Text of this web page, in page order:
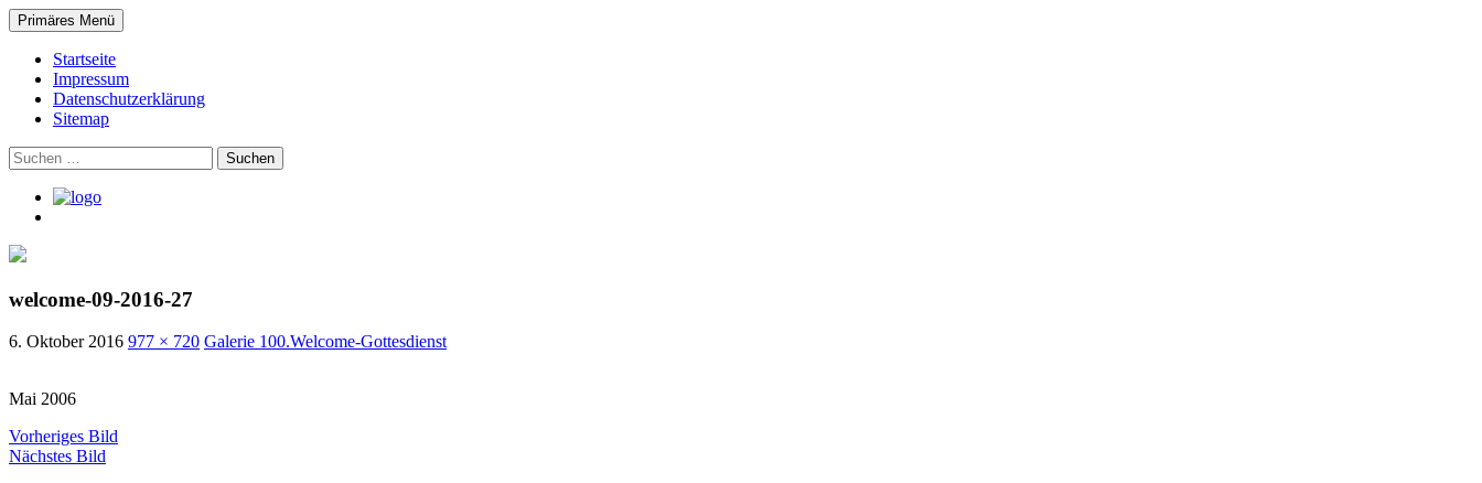
Evangelische Philippus-Gemeinde Köln
Suchen
Primäres Menü Zum
Inhalt
Startseite
Impressum
Datenschutzerklärung
Sitemap
Suchen
nach:
welcome-09-2016-27
6. Oktober 2016 977 × 720 Galerie 100.Welcome-Gottesdienst
Mai 2006
Vorheriges Bild
Nächstes Bild